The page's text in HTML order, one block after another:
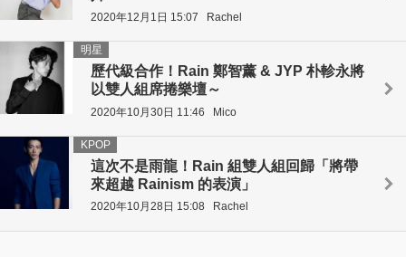
2020年12月1日 15:07 Rachel
歷代級合作！Rain 鄭智薰 & JYP 朴軫永將
以雙人組席捲樂壇～
明星
2020年10月30日 11:46 Mico
這次不是雨龍！Rain 組雙人組回歸「將帶
來超越 Rainism 的表演」
KPOP
2020年10月28日 15:08 Rachel